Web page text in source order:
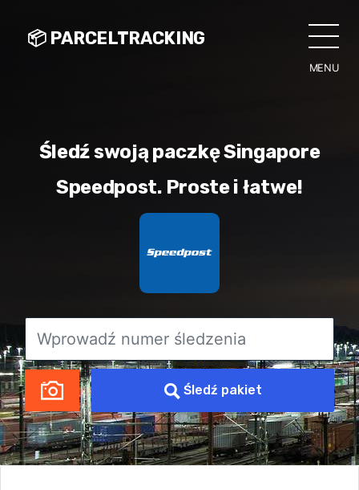
MENU
📦 PARCELTRACKING
Śledź swoją paczkę Singapore
Speedpost. Proste i łatwe!
Śledź pakiet